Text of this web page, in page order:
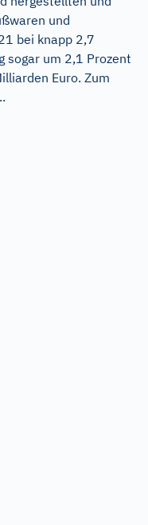
und
bei knapp 2,7
sogar um 2,1 Prozent
Euro. Zum